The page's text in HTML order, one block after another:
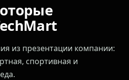
из презентации компании:
спортивная и